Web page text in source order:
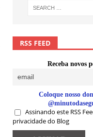
RSS FEED
Receba novos
Coloque nosso
Assinando este RSS
privacidade do Blog